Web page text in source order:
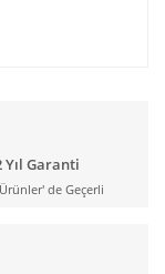
Yıl Garanti
de Geçerli